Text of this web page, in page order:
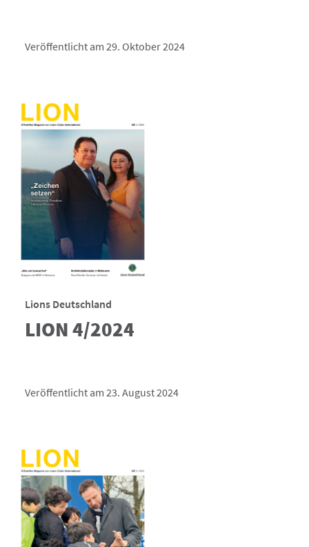
Veröffentlicht am 29. Oktober 2024
Lions Deutschland
LION 4/2024
Veröffentlicht am 23. August 2024